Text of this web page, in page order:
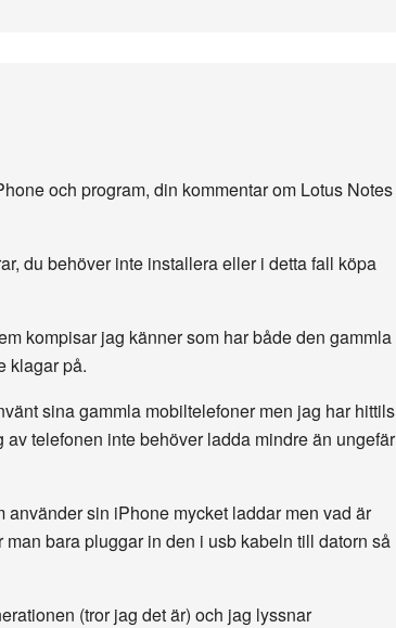
och program, din kommentar om Lotus Notes
du behöver inte installera eller i detta fall köpa
kompisar jag känner som har både den gammla
klagar på.
sina gammla mobiltelefoner men jag har hittils
telefonen inte behöver ladda mindre än ungefär
använder sin iPhone mycket laddar men vad är
bara pluggar in den i usb kabeln till datorn så
(tror jag det är) och jag lyssnar